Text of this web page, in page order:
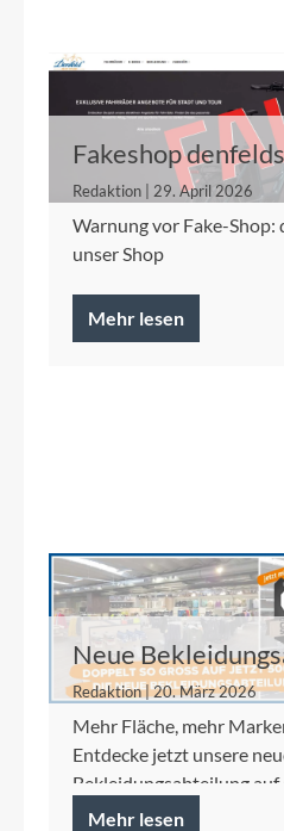
Fakeshop
Redaktion | 29. April 2026
Warnung vor Fake-Shop:
unser Shop
Mehr lesen
Neue
auf 500 m²
Redaktion | 20. März 2026
Mehr Fläche, mehr
Entdecke jetzt unsere
Bekleidungsabteilung auf
Ortlieb Concept Store.
Mehr lesen